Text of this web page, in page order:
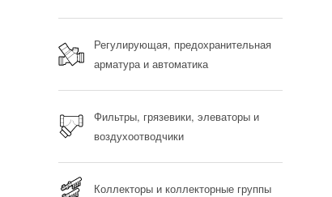
Регулирующая, предохранительная
арматура и автоматика
Фильтры, грязевики, элеваторы и
воздухоотводчики
Коллекторы и коллекторные группы